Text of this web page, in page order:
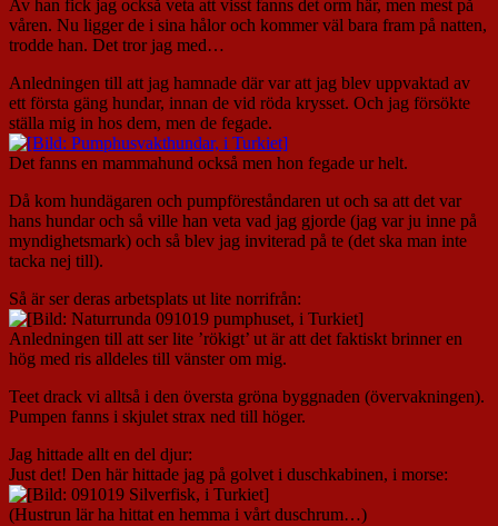
Av han fick jag också veta att visst fanns det orm här, men mest på
våren. Nu ligger de i sina hålor och kommer väl bara fram på natten,
trodde han. Det tror jag med…
Anledningen till att jag hamnade där var att jag blev uppvaktad av
ett första gäng hundar, innan de vid röda krysset. Och jag försökte
ställa mig in hos dem, men de fegade.
Det fanns en mammahund också men hon fegade ur helt.
Då kom hundägaren och pumpföreståndaren ut och sa att det var
hans hundar och så ville han veta vad jag gjorde (jag var ju inne på
myndighetsmark) och så blev jag inviterad på te (det ska man inte
tacka nej till).
Så är ser deras arbetsplats ut lite norrifrån:
Anledningen till att ser lite ’rökigt’ ut är att det faktiskt brinner en
hög med ris alldeles till vänster om mig.
Teet drack vi alltså i den översta gröna byggnaden (övervakningen).
Pumpen fanns i skjulet strax ned till höger.
Jag hittade allt en del djur:
Just det! Den här hittade jag på golvet i duschkabinen, i morse:
(Hustrun lär ha hittat en hemma i vårt duschrum…)